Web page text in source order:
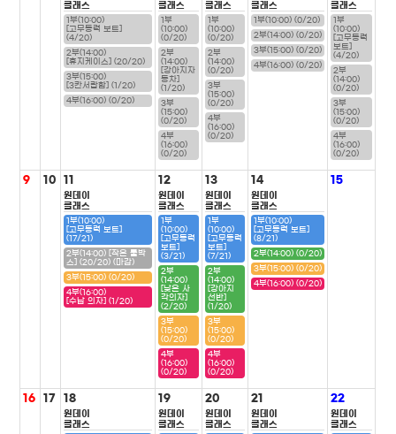
클래스
1부(10:00)
[고무동력 보트]
(4/20)
2부(14:00)
[휴지케이스] (20/20)
3부(15:00)
[3칸서랍함] (1/20)
4부(16:00) (0/20)
클래스
1부
(10:00)
(0/20)
2부
(14:00)
[강아지자
동차]
(1/20)
3부
(15:00)
(0/20)
4부
(16:00)
(0/20)
클래스
1부
(10:00)
(0/20)
2부
(14:00)
(0/20)
3부
(15:00)
(0/20)
4부
(16:00)
(0/20)
클래스
1부(10:00) (0/20)
2부(14:00) (0/20)
3부(15:00) (0/20)
4부(16:00) (0/20)
클래스
1부
(10:00)
[고무동력
보트]
(4/20)
2부
(14:00)
(0/20)
3부
(15:00)
(0/20)
4부
(16:00)
(0/20)
9 10 11
원데이
클래스
1부(10:00)
[고무동력 보트]
(17/21)
2부(14:00) [작은 툴박
스] (20/20) (마감)
3부(15:00) (0/20)
4부(16:00)
[수납 의자] (1/20)
12
원데이
클래스
1부
(10:00)
[고무동력
보트]
(3/21)
2부
(14:00)
[낮은 사
각의자]
(2/20)
3부
(15:00)
(0/20)
4부
(16:00)
(0/20)
13
원데이
클래스
1부
(10:00)
[고무동력
보트]
(7/21)
2부
(14:00)
[강아지
선반]
(1/20)
3부
(15:00)
(0/20)
4부
(16:00)
(0/20)
14
원데이
클래스
1부(10:00)
[고무동력 보트]
(8/21)
2부(14:00) (0/20)
3부(15:00) (0/20)
4부(16:00) (0/20)
15
16 17 18
원데이
클래스
19
원데이
클래스
20
원데이
클래스
21
원데이
클래스
22
원데이
클래스